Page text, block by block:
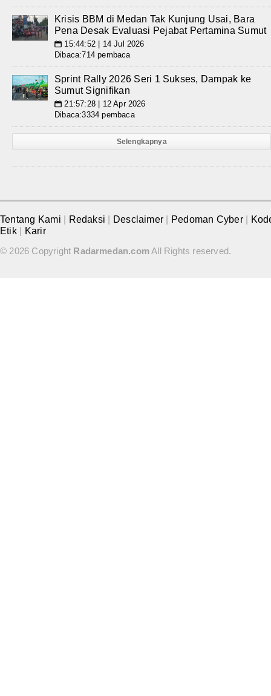
Krisis BBM di Medan Tak Kunjung Usai, Bara
Pena Desak Evaluasi Pejabat Pertamina Sumut
📅 15:44:52 | 14 Jul 2026
Dibaca:714 pembaca
Sprint Rally 2026 Seri 1 Sukses, Dampak ke
Sumut Signifikan
📅 21:57:28 | 12 Apr 2026
Dibaca:3334 pembaca
Selengkapnya
Tentang Kami Redaksi Desclaimer Pedoman Cyber
Etik
Karir
© 2026 Copyright Radarmedan.comAll Rights reserved.